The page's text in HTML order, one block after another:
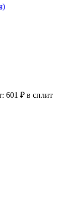
601 ₽ в сплит